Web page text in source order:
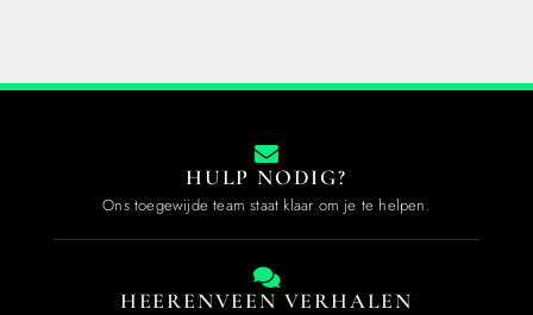
HULP NODIG?
Ons toegewijde team staat klaar om je te helpen.
HEERENVEEN VERHALEN